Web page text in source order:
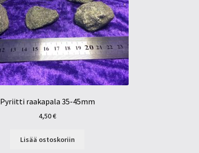
Pyriitti raakapala 35-45mm
4,50€
Lisää ostoskoriin